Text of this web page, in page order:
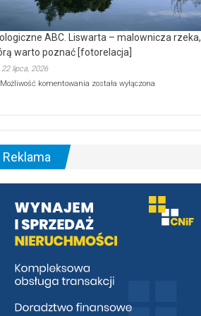
ABC. Liswarta – malownicza rzeka,
warto poznać [fotorelacja]
22 lipca, 2026
Możliwość komentowania Ekologiczne
–
malownicza
[fotorelacja]
została wyłączona
Reklama